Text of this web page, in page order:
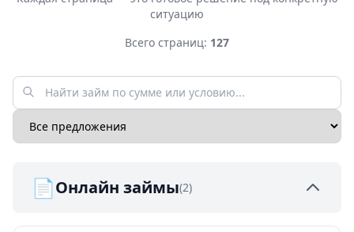
ситуацию
Всего страниц: 127
📄Онлайн займы(2)